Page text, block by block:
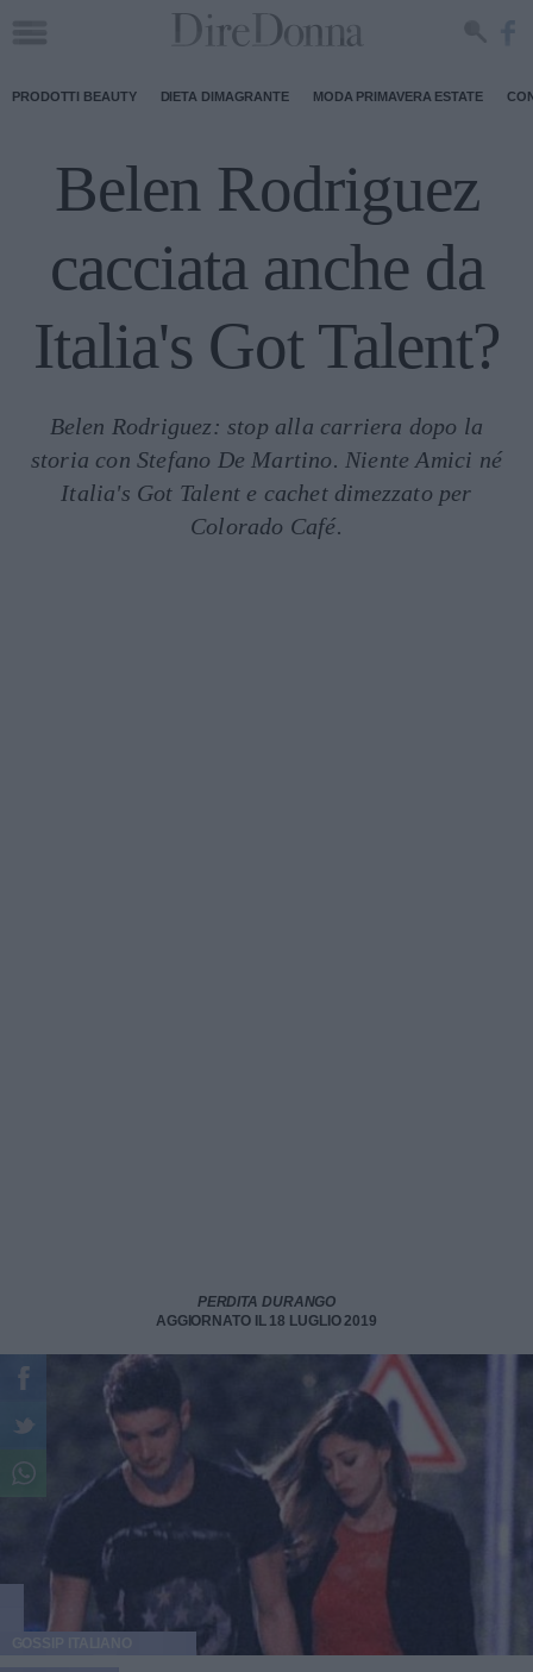
PRODOTTI BEAUTY DIETA DIMAGRANTE MODA PRIMAVERA ESTATE
Belen Rodriguez
cacciata anche da
Italia's Got Talent?
Belen Rodriguez: stop alla carriera dopo la
storia con Stefano De Martino. Niente Amici né
Italia's Got Talent e cachet dimezzato per
Colorado Café.
PERDITA DURANGO
AGGIORNATO IL 18 LUGLIO 2019